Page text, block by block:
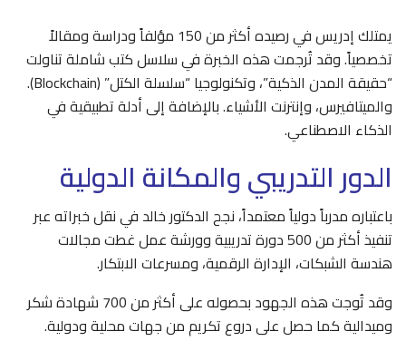
يمتلك إدريس في رصيده أكثر من 150 مؤلفاً ودراسة ومقالاً
تخصصياً. وقد تُرجمت هذه الخبرة في سلاسل كتب شاملة تناولت
“حقيقة المدن الذكية”، وتكنولوجيا “سلسلة الكتل” (Blockchain).
والميتافيرس، وإنترنت الأشياء. بالإضافة إلى أدلة تطبيقية في
الذكاء الاصطناعي.
الدور التدريبي والمكانة الدولية
باعتباره مدرباً دولياً معتمداً، نجح الدكتور خالد في نقل خبراته عبر
تنفيذ أكثر من 500 دورة تدريبية وورشة عمل غطت مجالات
هندسة الشبكات، الإدارة الرقمية، ومسرعات الابتكار.
وقد تُوجت هذه الجهود بحصوله على أكثر من 700 شهادة شكر
وميدالية كما حصل على دروع تكريم من جهات محلية ودولية.